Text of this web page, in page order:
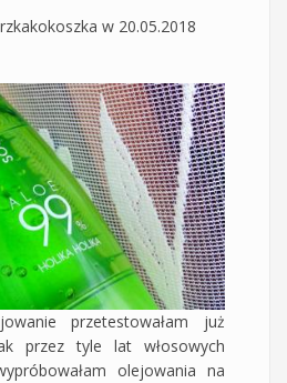
w 20.05.2018
przetestowałam już
przez tyle lat włosowych
olejowania na